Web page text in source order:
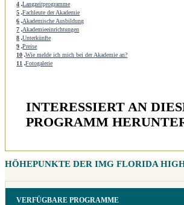
4 Langzeitprogramme
5 Fachleute der Akademie
6 Akademische Ausbildung
7 Akademieeinrichtungen
8 Unterkünfte
9 Preise
10 Wie melde ich mich bei der Akademie an?
11 Fotogalerie
INTERESSIERT AN
PROGRAMM
HÖHEPUNKTE DER IMG FLORIDA
VERFÜGBARE PROGRAMME